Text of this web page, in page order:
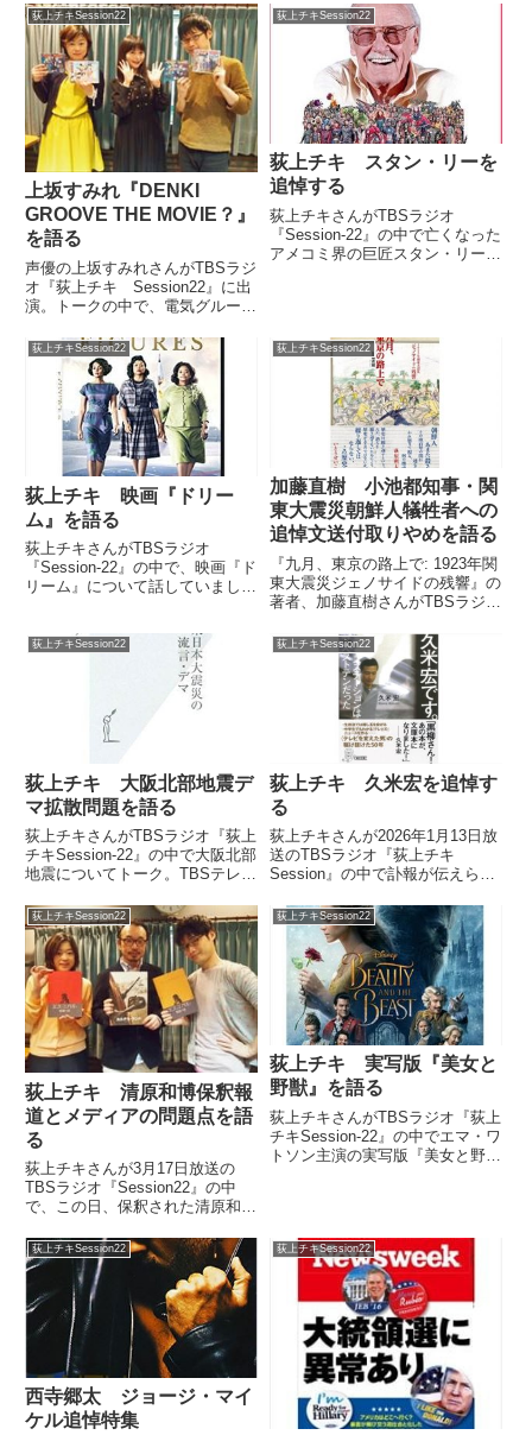
演。荻上チキさんと2021年に延
期された東京オリンピックについ
て、開催の可能性や問題点など
を...
う女性ラッパー、ラプソディーに
ついて話していました。 What a
荻上チキSession22
上坂すみれ『DENKI
GROOVE THE MOVIE？』
を語る
声優の上坂すみれさんがTBSラジ
オ『荻上チキ Session22』に出
演。トークの中で、電気グルーヴ
『DENKI GROOVE THE
MOVIE？』を見た感想を話して
いました。（上坂すみれ）あと
は、電気グルーヴの映画...
荻上チキSession22
荻上チキ スタン・リーを
追悼する
荻上チキさんがTBSラジオ
『Session-22』の中で亡くなった
アメコミ界の巨匠スタン・リーさ
荻上チキSession22
荻上チキ 映画『ドリー
ム』を語る
荻上チキさんがTBSラジオ
『Session-22』の中で、映画『ド
リーム』について話していまし
見てきました。（南部広美）ああ
ー、女性3人が主人公の。（荻上
チキ）黒人女性3人が主人公...
荻上チキSession22
加藤直樹 小池都知事・関
東大震災朝鮮人犠牲者への
追悼文送付取りやめを語る
『九月、東京の路上で: 1923年関
東大震災ジェノサイドの残響』の
著者、加藤直樹さんがTBSラジオ
出演。東京都の小池百合子知事が
9月1日に都立横網町公園で開か
れる関東大震災朝鮮人犠牲者追悼
式への追悼文...
荻上チキSession22
荻上チキ 大阪北部地震デ
マ拡散問題を語る
荻上チキさんがTBSラジオ『荻上
チキSession-22』の中で大阪北部
地震についてトーク。TBSテレビ
地震で発生したデマ拡散について
話していました。（荻上チキ）ま
た今回の地震の後、また大きな地
震に備えることも...
荻上チキSession22
荻上チキ 久米宏を追悼す
る
荻上チキさんが2026年1月13日放
送のTBSラジオ『荻上チキ
Session』の中で訃報が伝えられ
た。
荻上チキSession22
荻上チキ 清原和博保釈報
道とメディアの問題点を語
る
荻上チキさんが3月17日放送の
TBSラジオ『Session22』の中
で、この日、保釈された清原和博
とその問題点について話していま
した。（南部広美）『清原和博被
告が保釈 保釈金500万円を即日
納付』。覚醒剤取締法...
荻上チキSession22
荻上チキ 実写版『美女と
野獣』を語る
荻上チキさんがTBSラジオ『荻上
チキSession-22』の中でエマ・ワ
トソン主演の実写版『美女と野
荻上チキSession22
西寺郷太 ジョージ・マイ
ケル追悼特集
荻上チキSession22